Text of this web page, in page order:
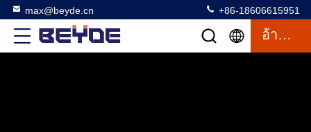
max@beyde.cn +86-18606615951
อ้างอิง